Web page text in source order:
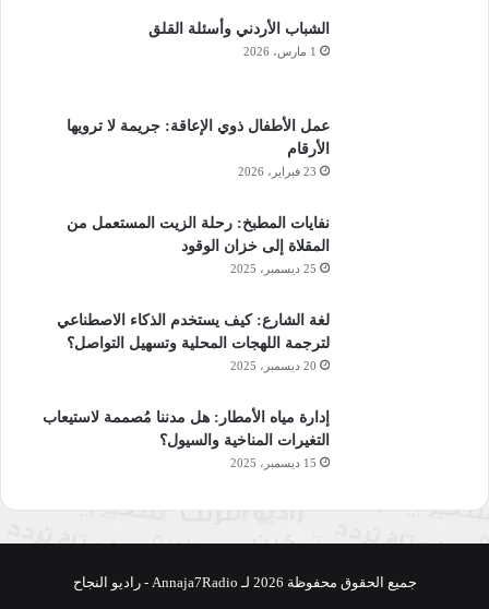
الشباب الأردني وأسئلة القلق
1 مارس، 2026
عمل الأطفال ذوي الإعاقة: جريمة لا ترويها
الأرقام
23 فبراير، 2026
نفايات المطبخ: رحلة الزيت المستعمل من
المقلاة إلى خزان الوقود
25 ديسمبر، 2025
لغة الشارع: كيف يستخدم الذكاء الاصطناعي
لترجمة اللهجات المحلية وتسهيل التواصل؟
20 ديسمبر، 2025
إدارة مياه الأمطار: هل مدننا مُصممة لاستيعاب
التغيرات المناخية والسيول؟
15 ديسمبر، 2025
جميع الحقوق محفوظة 2026 لـ Annaja7Radio - راديو النجاح